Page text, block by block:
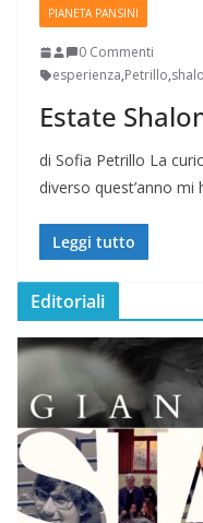
PIANETA PANSINI
0 Commenti
esperienza,Petrillo,
Estate
di Sofia Petrillo La
diverso quest’anno
Leggi tutto
Editoriali